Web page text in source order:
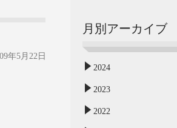
年5月22日
月別アーカイブ
2024
2023
2022